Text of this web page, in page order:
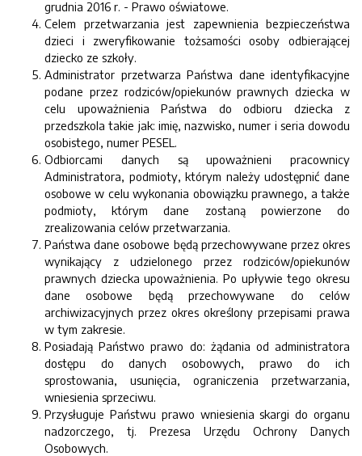
grudnia 2016 r. - Prawo oświatowe.
Celem przetwarzania jest zapewnienia bezpieczeństwa
dzieci i zweryfikowanie tożsamości osoby odbierającej
dziecko ze szkoły.
Administrator przetwarza Państwa dane identyfikacyjne
podane przez rodziców/opiekunów prawnych dziecka w
celu upoważnienia Państwa do odbioru dziecka z
przedszkola takie jak: imię, nazwisko, numer i seria dowodu
osobistego, numer PESEL.
Odbiorcami danych są upoważnieni pracownicy
Administratora, podmioty, którym należy udostępnić dane
osobowe w celu wykonania obowiązku prawnego, a także
podmioty, którym dane zostaną powierzone do
zrealizowania celów przetwarzania.
Państwa dane osobowe będą przechowywane przez okres
wynikający z udzielonego przez rodziców/opiekunów
prawnych dziecka upoważnienia. Po upływie tego okresu
dane osobowe będą przechowywane do celów
archiwizacyjnych przez okres określony przepisami prawa
w tym zakresie.
Posiadają Państwo prawo do: żądania od administratora
dostępu do danych osobowych, prawo do ich
sprostowania, usunięcia, ograniczenia przetwarzania,
wniesienia sprzeciwu.
Przysługuje Państwu prawo wniesienia skargi do organu
nadzorczego, tj. Prezesa Urzędu Ochrony Danych
Osobowych.